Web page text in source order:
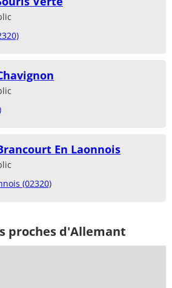
En Laonnois
(02320)
proches d'Allemant